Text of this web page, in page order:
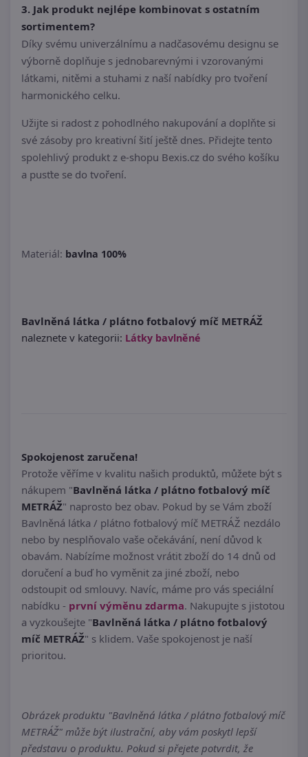
3. Jak produkt nejlépe kombinovat s ostatním
sortimentem?
Díky svému univerzálnímu a nadčasovému designu se
výborně doplňuje s jednobarevnými i vzorovanými
látkami, nitěmi a stuhami z naší nabídky pro tvoření
harmonického celku.
Užijte si radost z pohodlného nakupování a doplňte si
své zásoby pro kreativní šití ještě dnes. Přidejte tento
spolehlivý produkt z e-shopu Bexis.cz do svého košíku
a pusťte se do tvoření.
Materiál: bavlna 100%
Bavlněná látka / plátno fotbalový míč METRÁŽ
naleznete v kategorii: Látky bavlněné
Spokojenost zaručena!
Protože věříme v kvalitu našich produktů, můžete být s
nákupem "Bavlněná látka / plátno fotbalový míč
METRÁŽ" naprosto bez obav. Pokud by se Vám zboží
Bavlněná látka / plátno fotbalový míč METRÁŽ nezdálo
nebo by nesplňovalo vaše očekávání, není důvod k
obavám. Nabízíme možnost vrátit zboží do 14 dnů od
doručení a buď ho vyměnit za jiné zboží, nebo
odstoupit od smlouvy. Navíc, máme pro vás speciální
nabídku - první výměnu zdarma. Nakupujte s jistotou
a vyzkoušejte "Bavlněná látka / plátno fotbalový
míč METRÁŽ" s klidem. Vaše spokojenost je naší
prioritou.
Obrázek produktu "Bavlněná látka / plátno fotbalový míč
METRÁŽ" může být ilustrační, aby vám poskytl lepší
představu o produktu. Pokud si přejete potvrdit, že